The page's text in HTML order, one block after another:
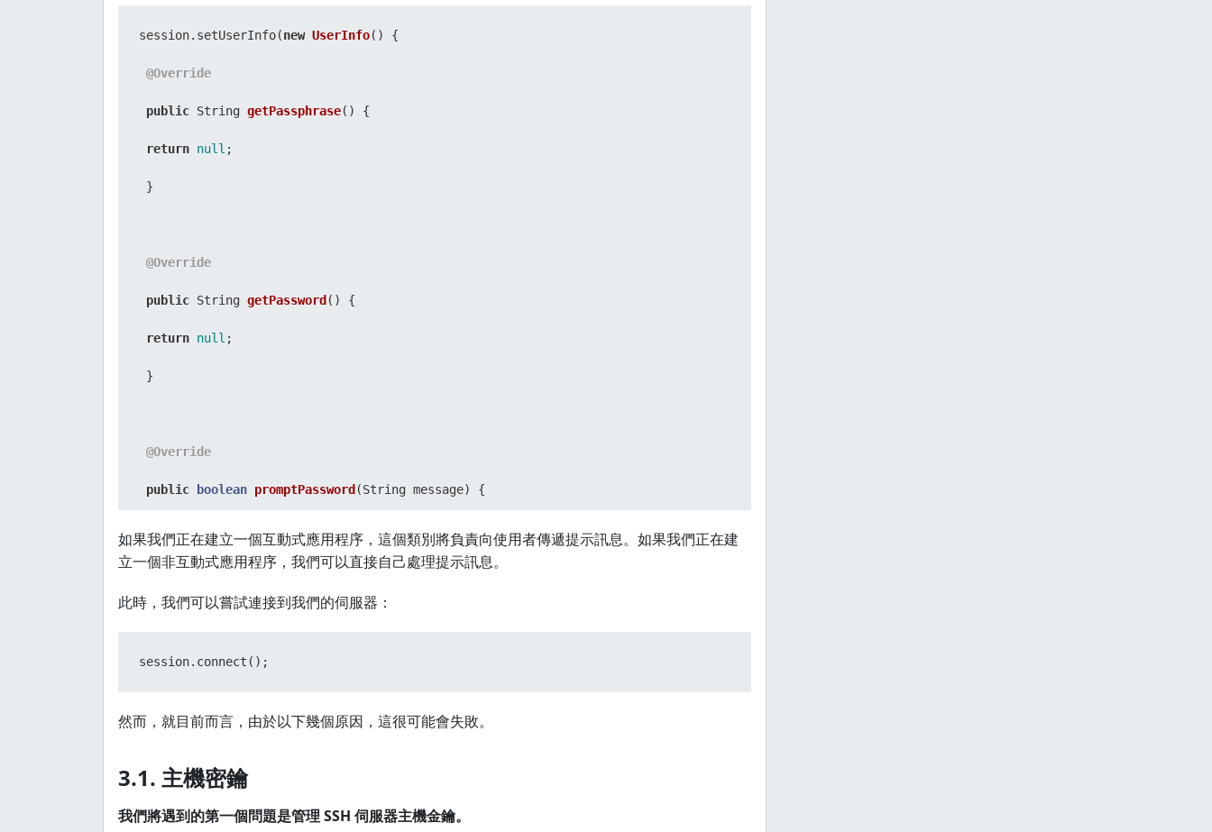
session.setUserInfo(new UserInfo() {
@Override
public String getPassphrase() {
return null ;
}
@Override
public String getPassword () {
return null ;
}
@Override
public boolean promptPassword (String message) {
}
return false;
如果我們正在建立一個互動式應用程序，這個類別將負責向使用者傳遞提示訊息。如果我們正在建
立一個非互動式應用程序，我們可以直接自己處理提示訊息。
此時，我們可以嘗試連接到我們的伺服器：
session.connect();
然而，就目前而言，由於以下幾個原因，這很可能會失敗。
3.1. 主機密鑰
我們將遇到的第一個問題是管理 SSH 伺服器主機金鑰。